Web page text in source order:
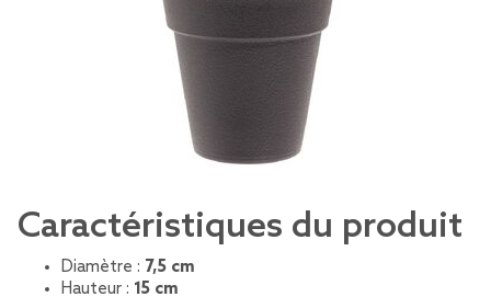
Caractéristiques du produit
Diamètre : 7,5 cm
Hauteur : 15 cm